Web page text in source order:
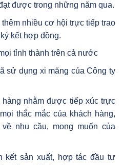
được trong những năm qua.
nhiều cơ hội trực tiếp trao
kết hợp đồng.
tỉnh thành trên cả nước
sử dụng xi măng của Công ty
nhằm được tiếp xúc trực
thắc mắc của khách hàng,
nhu cầu, mong muốn của
kết sản xuất, hợp tác đầu tư